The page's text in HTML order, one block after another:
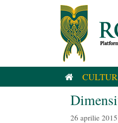
26 aprilie 2015